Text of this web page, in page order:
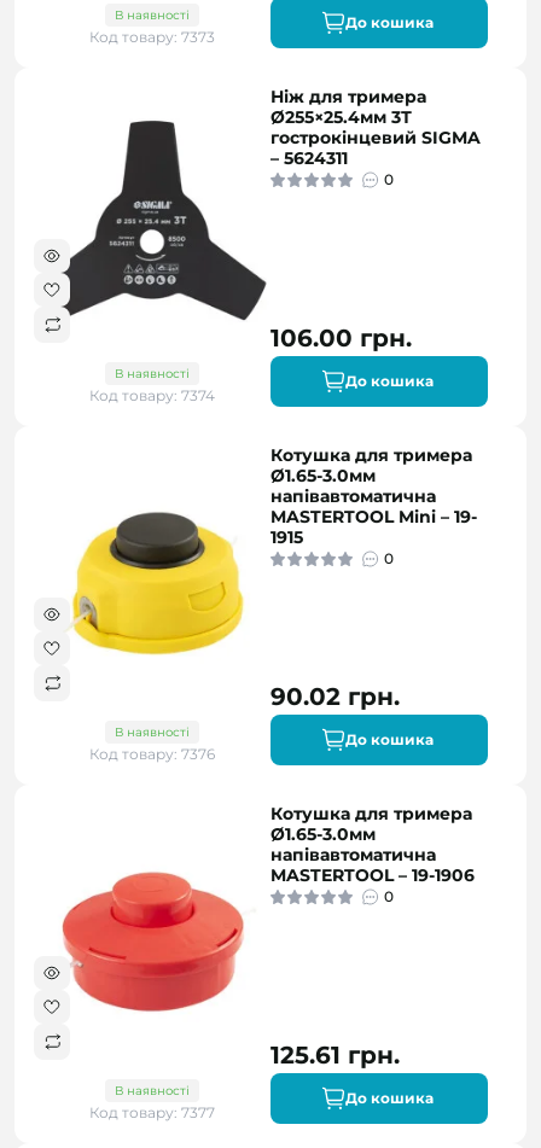
В наявності
Код товару: 7373
До кошика
В наявності
Код товару: 7374
Ніж для тримера
Ø255×25.4мм 3Т
гострокінцевий SIGMA
– 5624311
0
106.00 грн.
До кошика
В наявності
Код товару: 7376
Котушка для тримера
Ø1.65-3.0мм
напівавтоматична
MASTERTOOL Mini – 19-
1915
0
90.02 грн.
До кошика
В наявності
Код товару: 7377
Котушка для тримера
Ø1.65-3.0мм
напівавтоматична
MASTERTOOL – 19-1906
0
125.61 грн.
До кошика